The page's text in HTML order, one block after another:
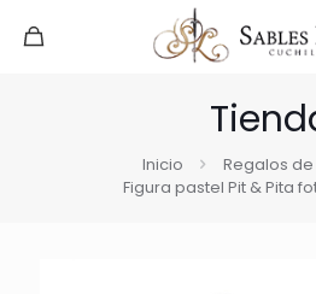
Inicio
Regalos
Figura pastel Pit & Pita